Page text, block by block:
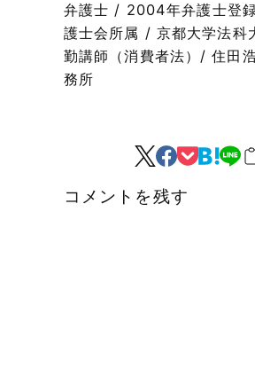
弁護士 / 2004年弁護士登
護士会所属 / 京都大学法科
勤講師（消費者法）/ 住田
務所
コメントを残す